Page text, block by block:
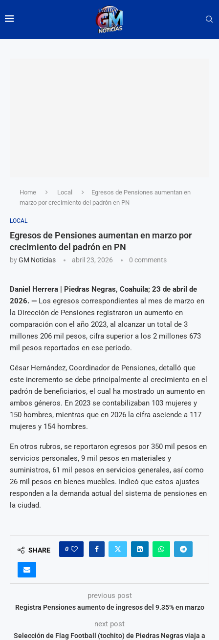
Home Local
Egresos de Pensiones aumentan en
marzo por crecimiento del padrón en PN
LOCAL
Egresos de Pensiones aumentan en marzo por
crecimiento del padrón en PN
byGM Noticias abril 23, 2026 0 comments
Daniel Herrera | Piedras Negras, Coahuila; 23 de abril de
2026. — Los egresos correspondientes al mes de marzo en
la Dirección de Pensiones registraron un aumento en
comparación con el año 2023, al alcanzar un total de 3
millones 206 mil pesos, cifra superior a los 2 millones 673
mil pesos reportados en ese periodo.
César Hernández, Coordinador de Pensiones, detalló que
este incremento se debe principalmente al crecimiento en el
padrón de beneficiarios, el cual ha mostrado un aumento en
ambos géneros. En 2023 se contabilizaban 103 mujeres y
150 hombres, mientras que en 2026 la cifra asciende a 117
mujeres y 154 hombres.
En otros rubros, se reportaron egresos por 350 mil pesos en
servicios personales, 9 mil pesos en materiales y
suministros, 61 mil pesos en servicios generales, así como
26 mil pesos en bienes muebles. Indicó que estos ajustes
responden a la demanda actual del sistema de pensiones en
la ciudad.
SHARE 0
previous post
Registra Pensiones aumento de ingresos del 9.35% en marzo
next post
Selección de Flag Football (tochito) de Piedras Negras viaja a